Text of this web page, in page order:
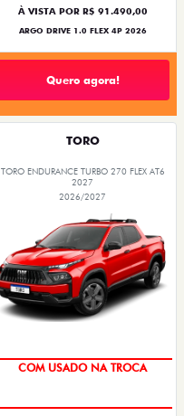
À VISTA POR R$ 91.490,00
ARGO DRIVE 1.0 FLEX 4P 2026
Quero agora!
TORO
TORO ENDURANCE TURBO 270 FLEX AT6
2027
2026/2027
COM USADO NA TROCA